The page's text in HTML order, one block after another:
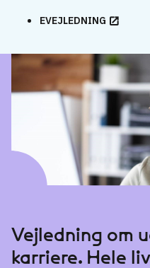
EVEJLEDNING
Vejledning om
karriere. Hele